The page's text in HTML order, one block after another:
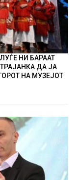
НИ БАРААТ
ДА ЈА
НА МУЗЕЈОТ